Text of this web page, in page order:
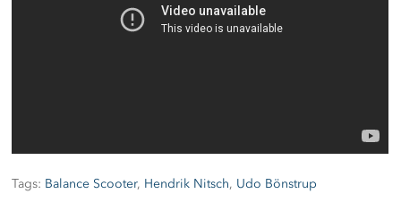
Tags: Balance Scooter, Hendrik Nitsch, Udo Bönstrup